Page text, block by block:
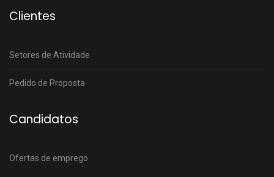
Clientes
Setores de Atividade
Pedido de Proposta
Candidatos
Ofertas de emprego